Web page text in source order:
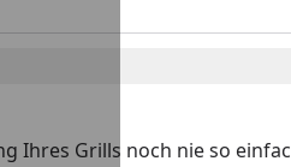
Ihres Grills noch nie so